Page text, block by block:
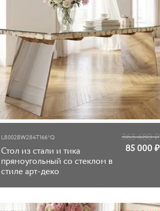
L8002BW284T166*Q
Стол из стали и тика
прямоугольный со стеклом в
стиле арт-деко
85 000₽
363 480₽